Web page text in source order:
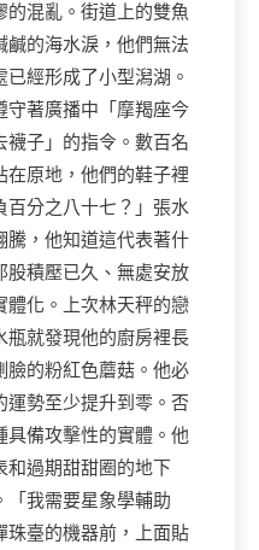
的混亂。街道上的雙魚
鹹的海水淚，他們無法
經形成了小型潟湖。
守著廣播中「摩羯座今
襪子」的指令。數百名
在原地，他們的鞋子裡
百分之八十七？」張水
騰，他知道這代表著什
股積壓已久、無處安放
體化。上次林天秤的戀
瓶就發現他的廚房裡長
臉的粉紅色蘑菇。他必
運勢至少提升到零。否
具備攻擊性的實體。他
和過期甜甜圈的地下
「我需要星象學輔助
珠臺的機器前，上面貼